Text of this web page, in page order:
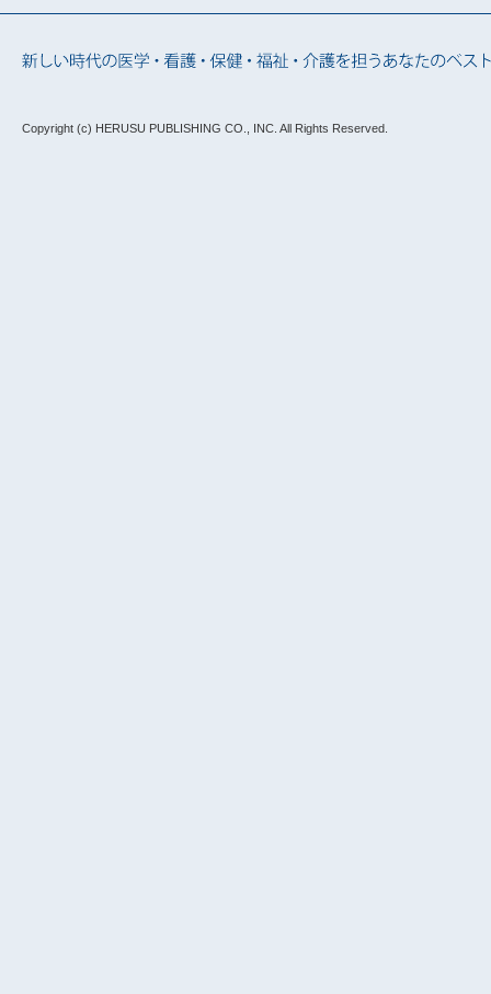
Copyright (c) HERUSU PUBLISHING CO., INC. All Rights Reserved.